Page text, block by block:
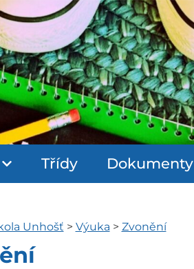
Třídy Dokumenty
Unhošť > Výuka > Zvonění